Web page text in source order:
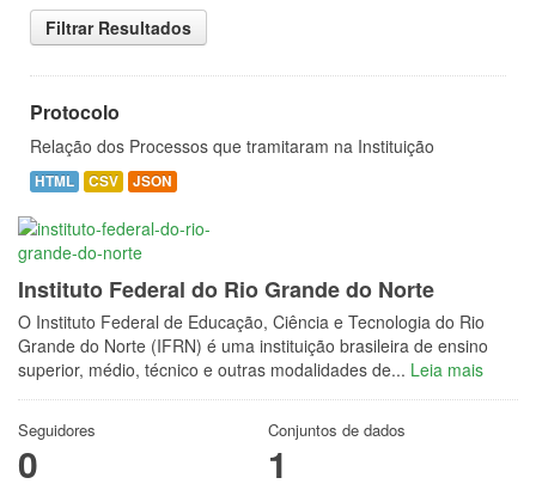
Filtrar Resultados
Protocolo
Relação dos Processos que tramitaram na Instituição
HTML CSV JSON
Instituto Federal do Rio Grande do Norte
O Instituto Federal de Educação, Ciência e Tecnologia do Rio
Grande do Norte (IFRN) é uma instituição brasileira de ensino
superior, médio, técnico e outras modalidades de... Leia mais
Seguidores
0
Conjuntos de dados
1